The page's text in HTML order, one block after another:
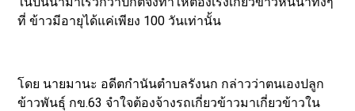
ที่ ข้าวมีอายุได้แค่เพียง 100 วันเท่านั้น
โดย นายมานะ อดีตกำนันตำบลรังนก กล่าวว่าตนเองปลูก
ข้าวพันธุ์ กข.63 จำใจต้องจ้างรถเกี่ยวข้าวมาเกี่ยวข้าวใน